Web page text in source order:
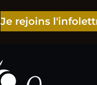
Je rejoins